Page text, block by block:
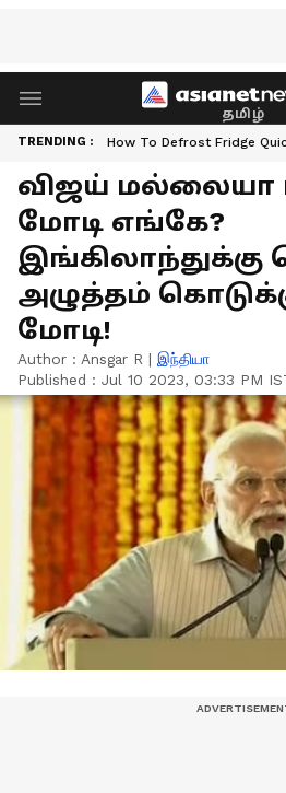
தமிழ்
TRENDING : How To Defrost Fridge
விஜய் மல்லையா
மோடி எங்கே?
இங்கிலாந்துக்கு
அழுத்தம்
மோடி!
Author : Ansgar R | இந்தியா
Published : Jul 10 2023, 03:33 PM